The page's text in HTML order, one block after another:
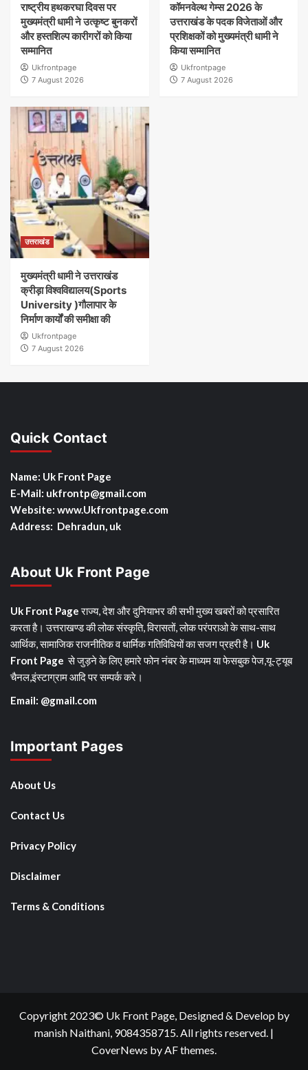
राष्ट्रीय हथकरघा दिवस पर
मुख्यमंत्री धामी ने उत्कृष्ट बुनकरों
और हस्तशिल्प कारीगरों को किया
सम्मानित
Ukfrontpage
7 August 2026
कॉमनवेल्थ गेम्स 2026 के
उत्तराखंड के पदक विजेताओं और
प्रशिक्षकों को मुख्यमंत्री धामी ने
किया सम्मानित
Ukfrontpage
7 August 2026
उत्तराखंड
मुख्यमंत्री धामी ने उत्तराखंड
क्रीड़ा विश्वविद्यालय(Sports
University )गौलापार के
निर्माण कार्यों की समीक्षा की
Ukfrontpage
7 August 2026
Quick Contact
Name: Uk Front Page
E-Mail: ukfrontp@gmail.com
Website: www.Ukfrontpage.com
Address: Dehradun, uk
About Uk Front Page
Uk Front Pageराज्य, देश और दुनियाभर की सभी मुख्य खबरों को प्रसारित
करता है। उत्तराखण्ड की लोक संस्कृति, विरासतों, लोक परंपराओ के साथ-साथ
आर्थिक, सामाजिक राजनीतिक व धार्मिक गतिविधियों का सजग प्रहरी है। Uk
Front Page से जुड़ने के लिए हमारे फोन नंबर के माध्यम या फेसबुक पेज,यू-ट्यूब
चैनल,इंस्टाग्राम आदि पर सम्पर्क करे।
Email: @gmail.com
Important Pages
About Us
Contact Us
Privacy Policy
Disclaimer
Terms & Conditions
Copyright 2023© Uk Front Page, Designed & Develop by
manish Naithani, 9084358715. All rights reserved. |
CoverNews by AF themes.